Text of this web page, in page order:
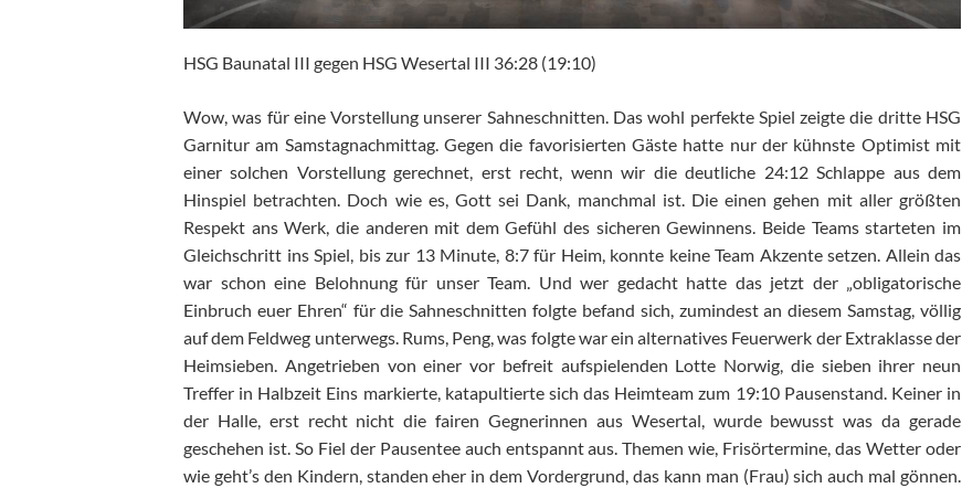
HSG Baunatal III gegen HSG Wesertal III 36:28 (19:10)
Wow, was für eine Vorstellung unserer Sahneschnitten. Das wohl perfekte Spiel zeigte die dritte HSG
Garnitur am Samstagnachmittag. Gegen die favorisierten Gäste hatte nur der kühnste Optimist mit
einer solchen Vorstellung gerechnet, erst recht, wenn wir die deutliche 24:12 Schlappe aus dem
Hinspiel betrachten. Doch wie es, Gott sei Dank, manchmal ist. Die einen gehen mit aller größten
Respekt ans Werk, die anderen mit dem Gefühl des sicheren Gewinnens. Beide Teams starteten im
Gleichschritt ins Spiel, bis zur 13 Minute, 8:7 für Heim, konnte keine Team Akzente setzen. Allein das
war schon eine Belohnung für unser Team. Und wer gedacht hatte das jetzt der „obligatorische
Einbruch euer Ehren“ für die Sahneschnitten folgte befand sich, zumindest an diesem Samstag, völlig
auf dem Feldweg unterwegs. Rums, Peng, was folgte war ein alternatives Feuerwerk der Extraklasse der
Heimsieben. Angetrieben von einer vor befreit aufspielenden Lotte Norwig, die sieben ihrer neun
Treffer in Halbzeit Eins markierte, katapultierte sich das Heimteam zum 19:10 Pausenstand. Keiner in
der Halle, erst recht nicht die fairen Gegnerinnen aus Wesertal, wurde bewusst was da gerade
geschehen ist. So Fiel der Pausentee auch entspannt aus. Themen wie, Frisörtermine, das Wetter oder
wie geht’s den Kindern, standen eher in dem Vordergrund, das kann man (Frau) sich auch mal gönnen.